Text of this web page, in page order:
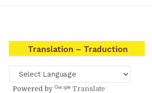
Translation – Traduction
Powered by Translate